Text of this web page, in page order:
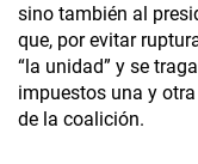
sino también al
que, por evitar
“la unidad” y se
impuestos una y
de la coalición.